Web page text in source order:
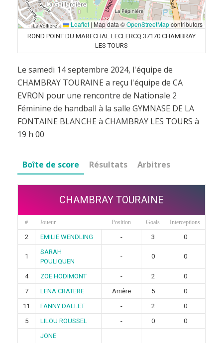
Leaflet | Map data ©OpenStreetMapcontributors
ROND POINT DU MARECHAL LECLERCQ 37170 CHAMBRAY
LES TOURS
Le samedi 14 septembre 2024, l'équipe de
CHAMBRAY TOURAINE a reçu l'équipe de CA
EVRON pour une rencontre de Nationale 2
Féminine de handball à la salle GYMNASE DE LA
FONTAINE BLANCHE à CHAMBRAY LES TOURS à
19 h 00
Boîte de score Résultats Arbitres
CHAMBRAY TOURAINE
# Joueur Position Goals Interceptions
2 EMILIE WENDLING - 3 0
1
SARAH
POULIQUEN
- 0 0
4 ZOE HODIMONT - 2
0
7
LENA CRATERE Arrière 5
0
11
FANNY DALLET - 2
0
5
LILOU ROUSSEL - 0 0
JONE